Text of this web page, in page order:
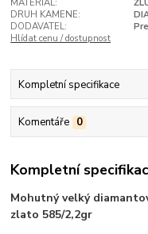
MATERIÁL:
DRUH KAMENE:
DODAVATEL:
Hlídat cenu / dostupnost
Kompletní specifikace
Komentáře 0
Kompletní
Mohutný velký
zlato 585/2,2gr